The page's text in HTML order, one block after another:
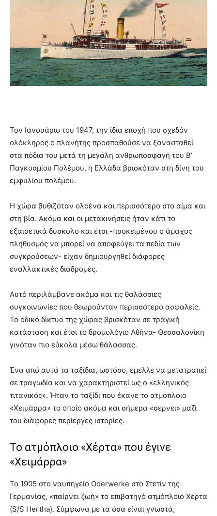
Τον Ιανουάριο του 1947, την ίδια εποχή που σχεδόν
ολόκληρος ο πλανήτης προσπαθούσε να ξανασταθεί
στα πόδια του μετά τη μεγάλη ανθρωποσφαγή του Β’
Παγκοσμίου Πολέμου, η Ελλάδα βρισκόταν στη δίνη του
εμφυλίου πολέμου.
Η χώρα βυθιζόταν ολοένα και περισσότερο στο αίμα και
στη βία. Ακόμα και οι μετακινήσεις ήταν κάτι το
εξαιρετικά δύσκολο και έτσι -προκειμένου ο άμαχος
πληθυσμός να μπορεί να αποφεύγει τα πεδία των
συγκρούσεων- είχαν δημιουργηθεί διάφορες
εναλλακτικές διαδρομές.
Αυτό περιλάμβανε ακόμα και τις θαλάσσιες
συγκοινωνίες που θεωρούνταν περισσότερο ασφαλείς.
Το οδικό δίκτυο της χώρας βρισκόταν σε τραγική
κατάσταση και έτσι το δρομολόγιο Αθήνα- Θεσσαλονίκη
γινόταν πιο εύκολα μέσω θάλασσας.
Ένα από αυτά τα ταξίδια, ωστόσο, έμελλε να μετατραπεί
σε τραγωδία και να χαρακτηριστεί ως ο «ελληνικός
τιτανικός». Ήταν το ταξίδι που έκανε το ατμόπλοιο
«Χειμάρρα» το οποίο ακόμα και σήμερα «σέρνει» μαζί
του διάφορες περίεργες ιστορίες.
Το ατμόπλοιο «Χέρτα» που έγινε
«Χειμάρρα»
Το 1905 στο ναυπηγείο Oderwerke στο Στετίν της
Γερμανίας, «παίρνει ζωή» το επιβατηγό ατμόπλοιο Χέρτα
(S/S Hertha). Σύμφωνα με τα όσα είναι γνωστά,